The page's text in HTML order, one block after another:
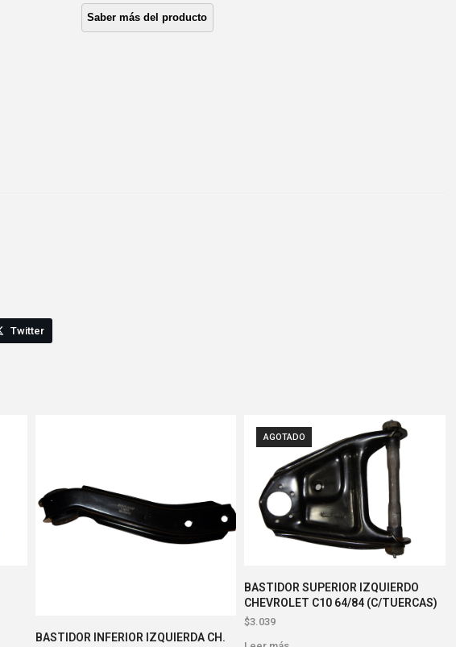
CRUZE
1.4
Twitter
BASTIDOR INFERIOR IZQUIERDA CH.
AGOTADO
BASTIDOR SUPERIOR IZQUIERDO
CHEVROLET C10 64/84 (C/TUERCAS)
$3.039